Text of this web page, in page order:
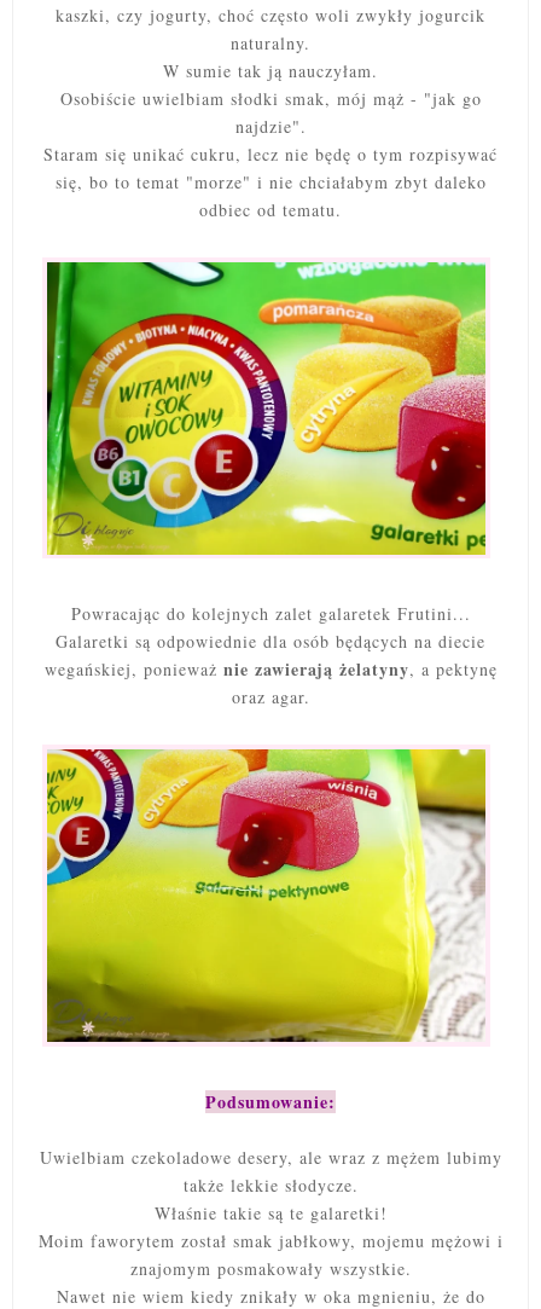
kaszki, czy jogurty, choć często woli zwykły jogurcik
naturalny.
W sumie tak ją nauczyłam.
Osobiście uwielbiam słodki smak, mój mąż - "jak go
najdzie".
Staram się unikać cukru, lecz nie będę o tym rozpisywać
się, bo to temat "morze" i nie chciałabym zbyt daleko
odbiec od tematu.
Powracając do kolejnych zalet galaretek Frutini...
Galaretki są odpowiednie dla osób będących na diecie
wegańskiej, ponieważ nie zawierają żelatyny, a pektynę
oraz agar.
Podsumowanie:
Uwielbiam czekoladowe desery, ale wraz z mężem lubimy
także lekkie słodycze.
Właśnie takie są te galaretki!
Moim faworytem został smak jabłkowy, mojemu mężowi i
znajomym posmakowały wszystkie.
Nawet nie wiem kiedy znikały w oka mgnieniu, że do